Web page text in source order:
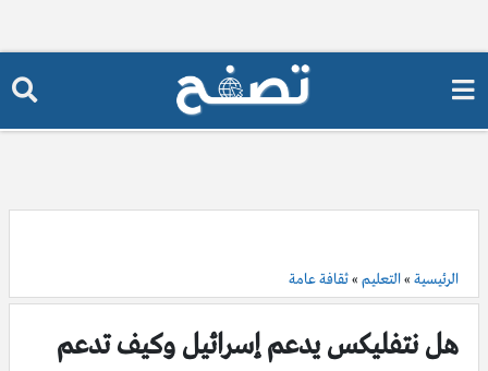
الرئيسية »التعليم »ثقافة عامة
هل نتفليكس يدعم إسرائيل وكيف تدعم